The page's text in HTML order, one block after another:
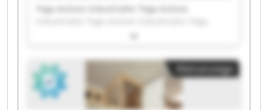
Tega Activos Industriales Tega Activos
Activos Industriales Tega Activos Industriales
Industriales Tega Activos Industriales Tega
Activos Industriales Tega Activos Industriales
Tega Activos Industriales Tega Activos
Industriales Tega Activos Industriales Tega
Kleinanzeige